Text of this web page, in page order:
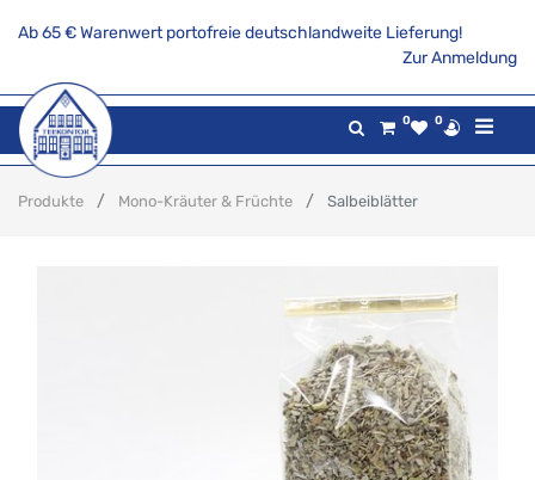
Ab 65 € Warenwert portofreie deutschlandweite Lieferung!
Zur Anmeldung
0 0
Produkte Mono-Kräuter & Früchte Salbeiblätter